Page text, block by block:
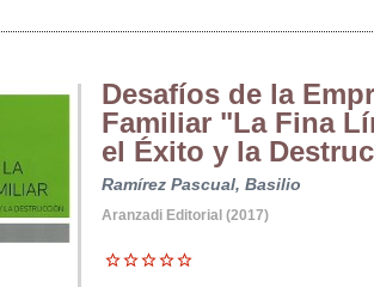
Desafíos de la
Familiar "La Fina
el Éxito y la
Ramírez Pascual, Basilio
Aranzadi Editorial (2017)